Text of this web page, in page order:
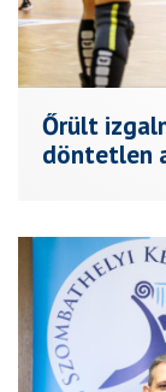
Őrült
döntetlen